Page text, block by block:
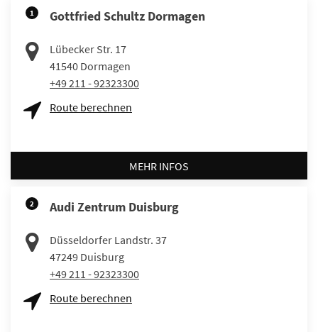
1 Gottfried Schultz Dormagen
Lübecker Str. 17
41540 Dormagen
+49 211 - 92323300
Route berechnen
MEHR INFOS
2 Audi Zentrum Duisburg
Düsseldorfer Landstr. 37
47249 Duisburg
+49 211 - 92323300
Route berechnen